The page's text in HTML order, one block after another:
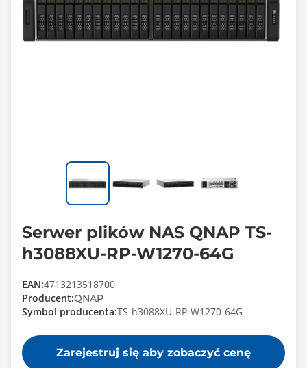
Serwer plików NAS QNAP TS-
h3088XU-RP-W1270-64G
EAN:4713213518700
Producent:QNAP
Symbol producenta:TS-h3088XU-RP-W1270-64G
Zarejestruj się aby zobaczyć cenę